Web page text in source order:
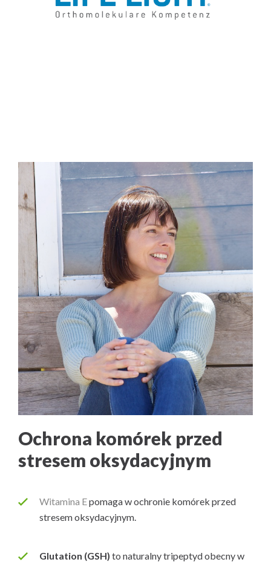
Ochrona komórek przed
stresem oksydacyjnym
Witamina Epomaga w ochronie komórek przed
stresem oksydacyjnym.
Glutation (GSH) to naturalny tripeptyd obecny w